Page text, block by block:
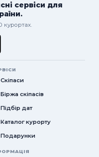
сервіси для
курортах.
Скіпаси
Біржа скіпасів
Підбір дат
Каталог курорту
Подарунки